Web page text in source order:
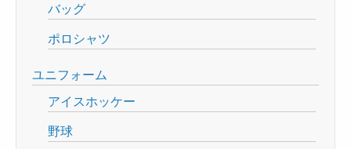
バッグ
ポロシャツ
ユニフォーム
アイスホッケー
野球